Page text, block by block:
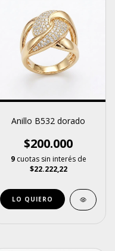
Anillo B532 dorado
$200.000
9 cuotas sin interés de
$22.222,22
LO QUIERO